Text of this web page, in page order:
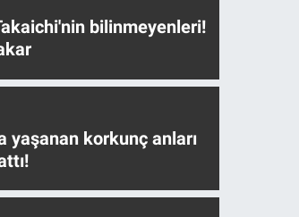
bilinmeyenleri!
yaşanan korkunç anları